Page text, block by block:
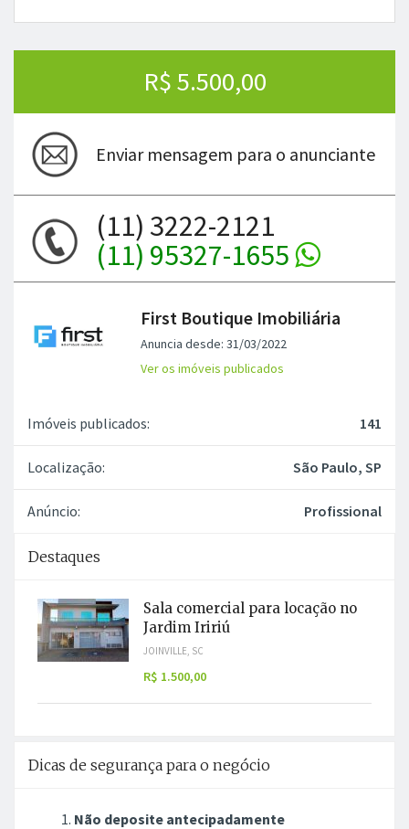
R$ 5.500,00
Enviar mensagem para o anunciante
(11) 3222-2121
(11) 95327-1655
First Boutique Imobiliária
Anuncia desde: 31/03/2022
Ver os imóveis publicados
Imóveis publicados: 141
Localização: São Paulo, SP
Anúncio: Profissional
Destaques
Sala comercial para locação no
Jardim Iririú
JOINVILLE, SC
R$ 1.500,00
Dicas de segurança para o negócio
Não deposite antecipadamente